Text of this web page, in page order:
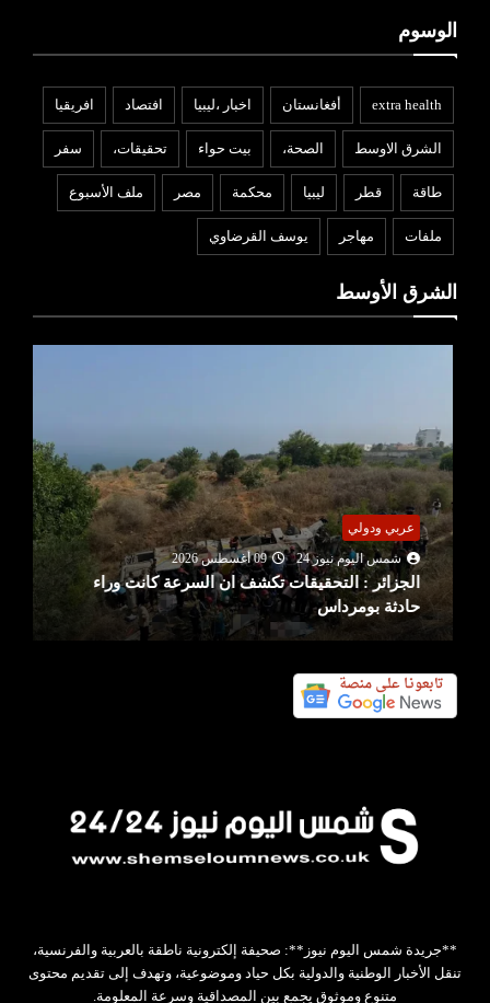
الوسوم
extra health أفغانستان اخبار ،ليبيا افتصاد افريقيا
الشرق الاوسط الصحة، بيت حواء تحقيقات، سفر
طاقة قطر ليبيا محكمة مصر ملف الأسبوع
ملفات مهاجر يوسف القرضاوي
الشرق الأوسط
عربي ودولي
شمس اليوم نيوز 24
09 أغسطس 2026
الجزائر : التحقيقات تكشف ان السرعة كانت وراء
حادثة بومرداس
**جريدة شمس اليوم نيوز**: صحيفة إلكترونية ناطقة بالعربية والفرنسية،
تنقل الأخبار الوطنية والدولية بكل حياد وموضوعية، وتهدف إلى تقديم محتوى
متنوع وموثوق يجمع بين المصداقية وسرعة المعلومة.